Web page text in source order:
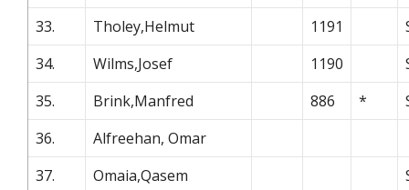
33.
Tholey,Helmut 1191
34.
Wilms,Josef 1190
35.
Brink,Manfred 886 *
36.
Alfreehan, Omar
37.
Omaia,Qasem